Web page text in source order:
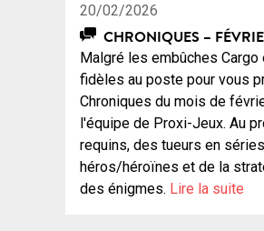
20/02/2026
CHRONIQUES –
Malgré les embûches
fidèles au poste pour vous
Chroniques du mois de
l'équipe de Proxi-Jeux. Au
requins, des tueurs en
héros/héroïnes et de la
des énigmes. Lire la suite